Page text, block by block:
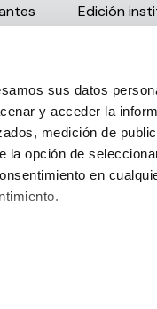
sus datos
y acceder la
medición de
la opción de
en
Edición
Envío de
Premios
privacidad
269, entlo. 1ª -